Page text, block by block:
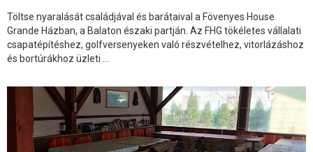
Töltse nyaralását családjával és barátaival a Fövenyes House
Grande Házban, a Balaton északi partján. Az FHG tökéletes vállalati
csapatépítéshez, golfversenyeken való részvételhez, vitorlázáshoz
és bortúrákhoz üzleti ...